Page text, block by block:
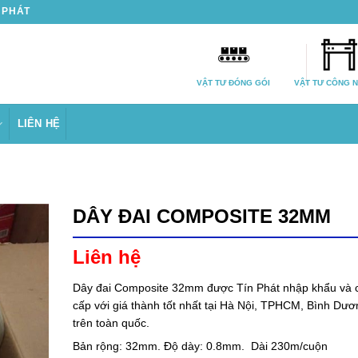
PHÁT
VẬT TƯ ĐÓNG GÓI VẬT TƯ CÔNG
LIÊN HỆ
DÂY ĐAI COMPOSITE 32MM
Liên hệ
Dây đai Composite 32mm được Tín Phát nhập khẩu và
cấp với giá thành tốt nhất tại Hà Nội, TPHCM, Bình
trên toàn quốc.
Bản rộng: 32mm. Độ dày: 0.8mm. Dài 230m/cuộn